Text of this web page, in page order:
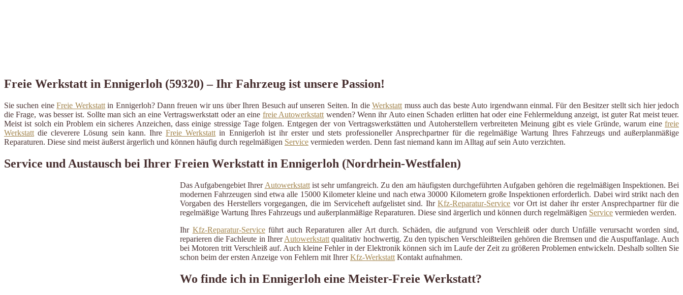
Freie Werkstatt in Ennigerloh (59320) – Ihr Fahrzeug ist unsere Passion!
Sie suchen eineFreie Werkstattin Ennigerloh? Dann freuen wir uns über Ihren Besuch auf unseren Seiten. In dieWerkstatt muss auch das beste Auto irgendwann einmal. Für den Besitzer stellt sich hier jedoch
die Frage, was besser ist. Sollte man sich an eine Vertragswerkstatt oder an eine freie Autowerkstatt wenden? Wenn ihr Auto einen Schaden erlitten hat oder eine Fehlermeldung anzeigt, ist guter Rat meist teuer.
Meist ist solch ein Problem ein sicheres Anzeichen, dass einige stressige Tage folgen. Entgegen der von Vertragswerkstätten und Autoherstellern verbreiteten Meinung gibt es viele Gründe, warum eine freie
Werkstatt die cleverere Lösung sein kann. IhreFreie Werkstatt in Ennigerloh ist ihr erster und stets professioneller Ansprechpartner für die regelmäßige Wartung Ihres Fahrzeugs und außerplanmäßige
Reparaturen. Diese sind meist äußerst ärgerlich und können häufig durch regelmäßigen Service vermieden werden. Denn fast niemand kann im Alltag auf sein Auto verzichten.
Service und Austausch bei Ihrer Freien Werkstatt in Ennigerloh (Nordrhein-Westfalen)
Das Aufgabengebiet Ihrer Autowerkstattist sehr umfangreich. Zu den am häufigsten durchgeführten Aufgaben gehören die regelmäßigen Inspektionen. Bei
modernen Fahrzeugen sind etwa alle 15000 Kilometer kleine und nach etwa 30000 Kilometern große Inspektionen erforderlich. Dabei wird strikt nach den
Vorgaben des Herstellers vorgegangen, die im Serviceheft aufgelistet sind. IhrKfz-Reparatur-Service vor Ort ist daher ihr erster Ansprechpartner für die
regelmäßige Wartung Ihres Fahrzeugs und außerplanmäßige Reparaturen. Diese sind ärgerlich und können durch regelmäßigen Service vermieden werden.
Ihr Kfz-Reparatur-Serviceführt auch Reparaturen aller Art durch. Schäden, die aufgrund von Verschleiß oder durch Unfälle verursacht worden sind,
reparieren die Fachleute in IhrerAutowerkstatt qualitativ hochwertig. Zu den typischen Verschleißteilen gehören die Bremsen und die Auspuffanlage. Auch
bei Motoren tritt Verschleiß auf. Auch kleine Fehler in der Elektronik können sich im Laufe der Zeit zu größeren Problemen entwickeln. Deshalb sollten Sie
schon beim der ersten Anzeige von Fehlern mit IhrerKfz-Werkstatt Kontakt aufnahmen.
Wo finde ich in Ennigerloh eine Meister-Freie Werkstatt?